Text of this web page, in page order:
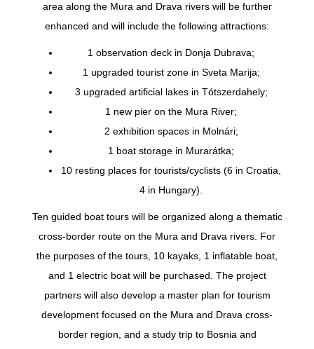
area along the Mura and Drava rivers will be further
enhanced and will include the following attractions:
1 observation deck in Donja Dubrava;
1 upgraded tourist zone in Sveta Marija;
3 upgraded artificial lakes in Tótszerdahely;
1 new pier on the Mura River;
2 exhibition spaces in Molnári;
1 boat storage in Murarátka;
10 resting places for tourists/cyclists (6 in Croatia,
4 in Hungary).
Ten guided boat tours will be organized along a thematic
cross-border route on the Mura and Drava rivers. For
the purposes of the tours, 10 kayaks, 1 inflatable boat,
and 1 electric boat will be purchased. The project
partners will also develop a master plan for tourism
development focused on the Mura and Drava cross-
border region, and a study trip to Bosnia and